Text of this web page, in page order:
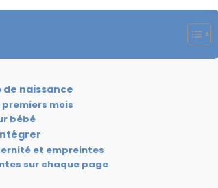
naissance
mois
bébé
et empreintes
sur chaque page